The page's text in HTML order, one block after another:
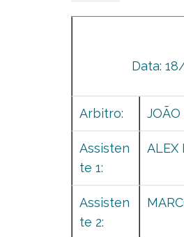
Data:
Arbitro: JOÃO
Assisten
te 1:
ALEX
Assisten
te 2: